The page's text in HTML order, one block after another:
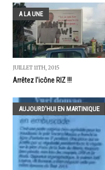
A LA UNE
JUILLET 11TH, 2015
Arrêtez l'icône RIZ !!!
AUJOURD'HUI EN MARTINIQUE